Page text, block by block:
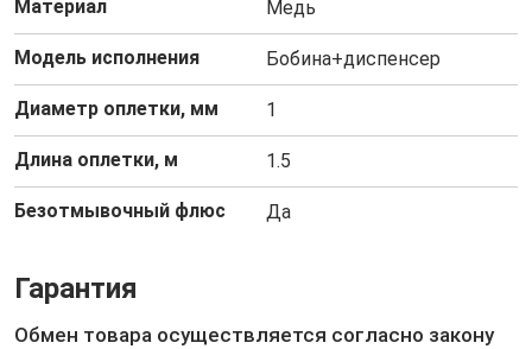
Материал Медь
Модель исполнения Бобина+диспенсер
Диаметр оплетки, мм 1
Длина оплетки, м 1.5
Безотмывочный флюс Да
Гарантия
Обмен товара осуществляется согласно закону